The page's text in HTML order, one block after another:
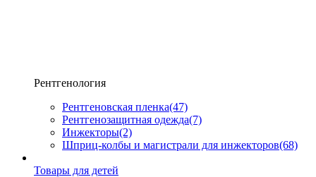
Рентгенология
Рентгеновская пленка(47)
Рентгенозащитная одежда(7)
Инжекторы(2)
Шприц-колбы и магистрали для инжекторов(68)
Товары для детей